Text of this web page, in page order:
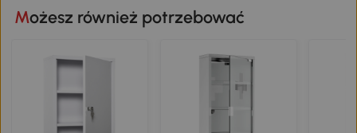
Możesz również potrzebować